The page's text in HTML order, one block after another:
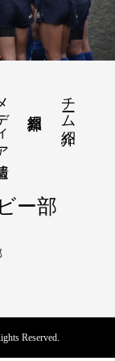
チーム紹介
情報
ー部
Reserved.